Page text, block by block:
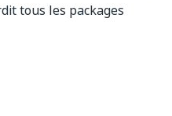
tous les packages